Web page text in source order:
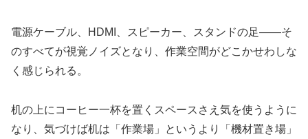
電源ケーブル、HDMI、スピーカー、スタンドの足――そ
のすべてが視覚ノイズとなり、作業空間がどこかせわしな
く感じられる。
机の上にコーヒー一杯を置くスペースさえ気を使うように
なり、気づけば机は「作業場」というより「機材置き場」